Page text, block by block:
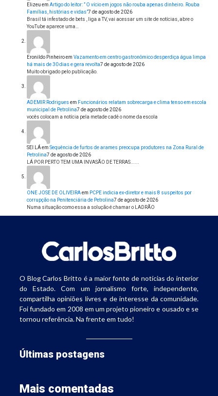
Elizeu em Artigo do leitor: ” O vício em jogos não rouba apenas dinheiro. Rouba
Famílias, histórias e vidas”7 de agosto de 2026
Brasil tá infestado de bets , liga a TV, vai acessar um site de notícias, abre o
YouTube aparece uma…
Eronildo Pinheiroem Vazamento em centro gastronômico desperdiça água limpa
há mais de 30 dias e gera revolta7 de agosto de 2026
Muito obrigado pelo publicação.
ADEMIR Rodrigues em Funcionários relatam sobrecarga e clima tenso em escola
municipal de Petrolina7 de agosto de 2026
vocês colocam a notícia pela metade cadê o nome da escola
SEI LÁem Sequência de furtos de arames preocupa produtores na Zona Rural de
Petrolina7 de agosto de 2026
LÁ POR PERTO TEM UMA INVASÃO DE TERRAS......
ONE JOSE DE OLIVEIRAem PCPE indicia ex-diretor e mais 8 suspeitos por
corrupção na Penitenciária de Petrolina7 de agosto de 2026
Numa situação como essa a solução é chamar o LADRÃO
O Blog Carlos Britto é a maior fonte de notícias do interior
do Estado. Com um jornalismo forte, independente,
compartilha opiniões livres e de interesse da comunidade.
Foi fundado em 2008 em um projeto pioneiro e ousado e se
tornou referência. Na frente em tudo!
Últimas postagens
Mais comentadas